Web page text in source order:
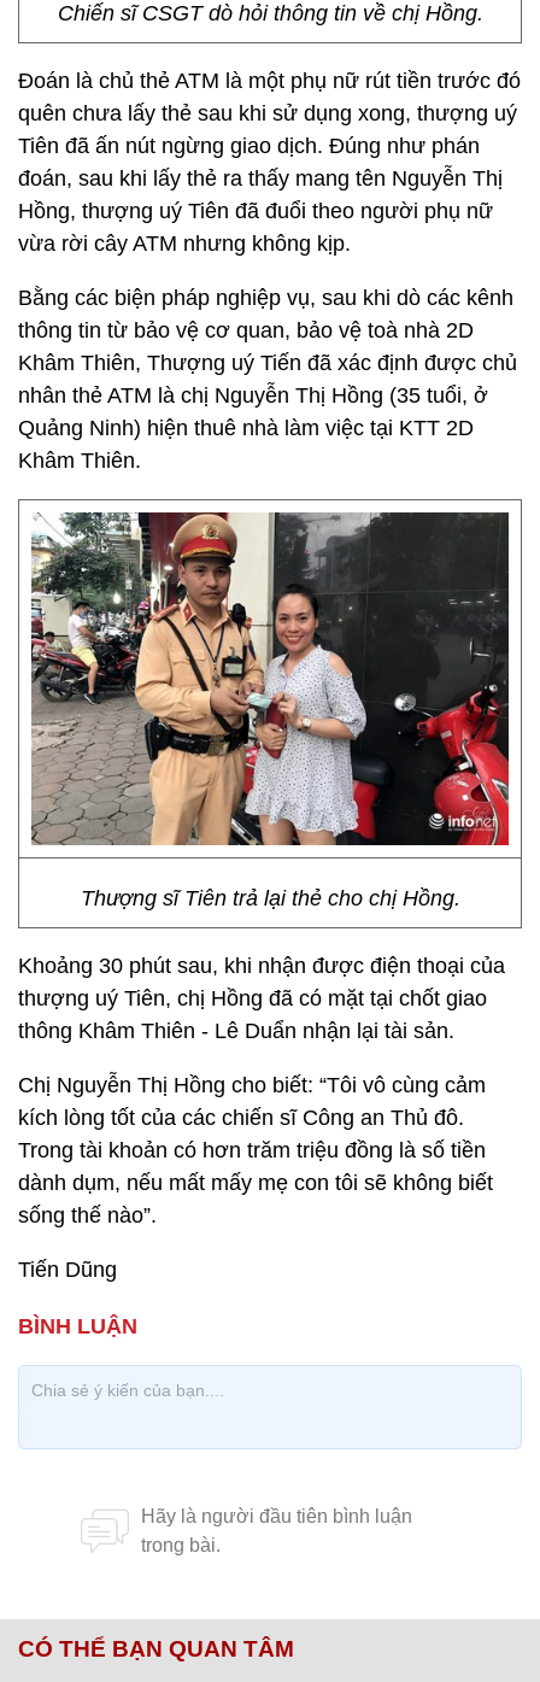
Chiến sĩ CSGT dò hỏi thông tin về chị Hồng.
Đoán là chủ thẻ ATM là một phụ nữ rút tiền trước đó
quên chưa lấy thẻ sau khi sử dụng xong, thượng uý
Tiên đã ấn nút ngừng giao dịch. Đúng như phán
đoán, sau khi lấy thẻ ra thấy mang tên Nguyễn Thị
Hồng, thượng uý Tiên đã đuổi theo người phụ nữ
vừa rời cây ATM nhưng không kịp.
Bằng các biện pháp nghiệp vụ, sau khi dò các kênh
thông tin từ bảo vệ cơ quan, bảo vệ toà nhà 2D
Khâm Thiên, Thượng uý Tiến đã xác định được chủ
nhân thẻ ATM là chị Nguyễn Thị Hồng (35 tuổi, ở
Quảng Ninh) hiện thuê nhà làm việc tại KTT 2D
Khâm Thiên.
Thượng sĩ Tiên trả lại thẻ cho chị Hồng.
Khoảng 30 phút sau, khi nhận được điện thoại của
thượng uý Tiên, chị Hồng đã có mặt tại chốt giao
thông Khâm Thiên - Lê Duẩn nhận lại tài sản.
Chị Nguyễn Thị Hồng cho biết: “Tôi vô cùng cảm
kích lòng tốt của các chiến sĩ Công an Thủ đô.
Trong tài khoản có hơn trăm triệu đồng là số tiền
dành dụm, nếu mất mấy mẹ con tôi sẽ không biết
sống thế nào”.
Tiến Dũng
CÓ THỂ BẠN QUAN TÂM